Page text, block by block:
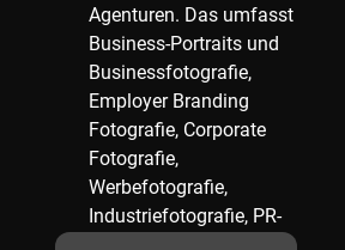
Agenturen. Das umfasst
Business-Portraits und
Businessfotografie,
Employer Branding
Fotografie, Corporate
Fotografie,
Werbefotografie,
Industriefotografie, PR-